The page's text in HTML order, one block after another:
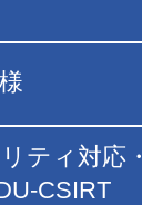
ティ対応・
CSIRT